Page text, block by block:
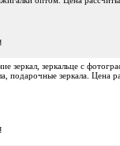
зеркал, зеркальце с
подарочные зеркала. Цена